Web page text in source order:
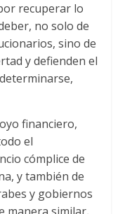
recuperar lo
no solo de
sino de
y defienden el
financiero,
el
cómplice de
y también de
y gobiernos